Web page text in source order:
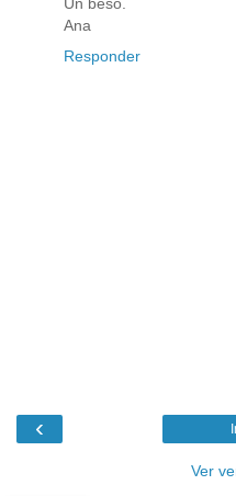
Ana
Responder
‹
Ver